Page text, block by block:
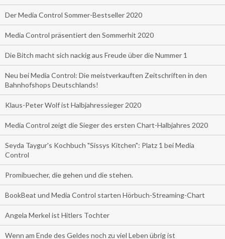
Der Media Control Sommer-Bestseller 2020
Media Control präsentiert den Sommerhit 2020
Die Bitch macht sich nackig aus Freude über die Nummer 1
Neu bei Media Control: Die meistverkauften Zeitschriften in den
Bahnhofshops Deutschlands!
Klaus-Peter Wolf ist Halbjahressieger 2020
Media Control zeigt die Sieger des ersten Chart-Halbjahres 2020
Seyda Taygur's Kochbuch "Sissys Kitchen": Platz 1 bei Media
Control
Promibuecher, die gehen und die stehen.
BookBeat und Media Control starten Hörbuch-Streaming-Chart
Angela Merkel ist Hitlers Tochter
Wenn am Ende des Geldes noch zu viel Leben übrig ist